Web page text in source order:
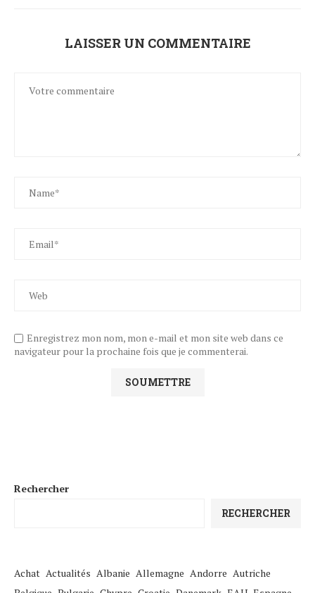
LAISSER UN COMMENTAIRE
Enregistrez mon nom, mon e-mail et mon site web dans ce
navigateur pour la prochaine fois que je commenterai.
Rechercher
RECHERCHER
Achat Actualités Albanie Allemagne Andorre Autriche